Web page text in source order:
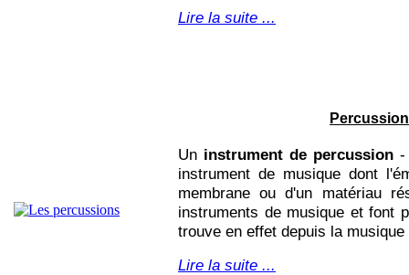
Lire la suite ...
Un instrument de percussion -
instrument de musique dont
membrane ou d'un matériau
instruments de musique et font
trouve en effet depuis la
Lire la suite ...